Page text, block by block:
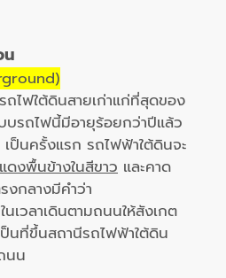
น
ไฟใต้ดินสายเก่าแก่ที่สุดของ
บรถไฟนี้มีอายุร้อยกว่าปีแล้ว
ป็นครั้งแรก รถไฟฟ้าใต้ดินจะ
งพื้นข้างในสีขาว และคาด
งกลางมีคำว่า
เวลาเดินตามถนนให้สังเกต
ที่ขึ้นสถานีรถไฟฟ้าใต้ดิน
นน